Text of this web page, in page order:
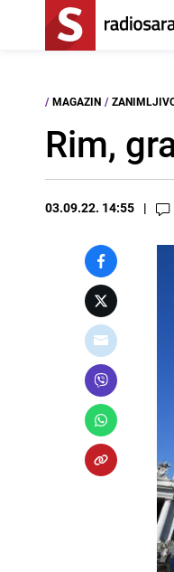
/ MAGAZIN /
Rim,
03.09.22. 14:55